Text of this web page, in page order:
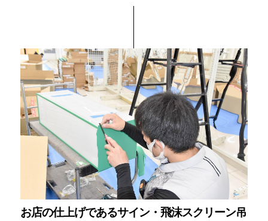
お店の仕上げであるサイン・飛沫スクリーン吊